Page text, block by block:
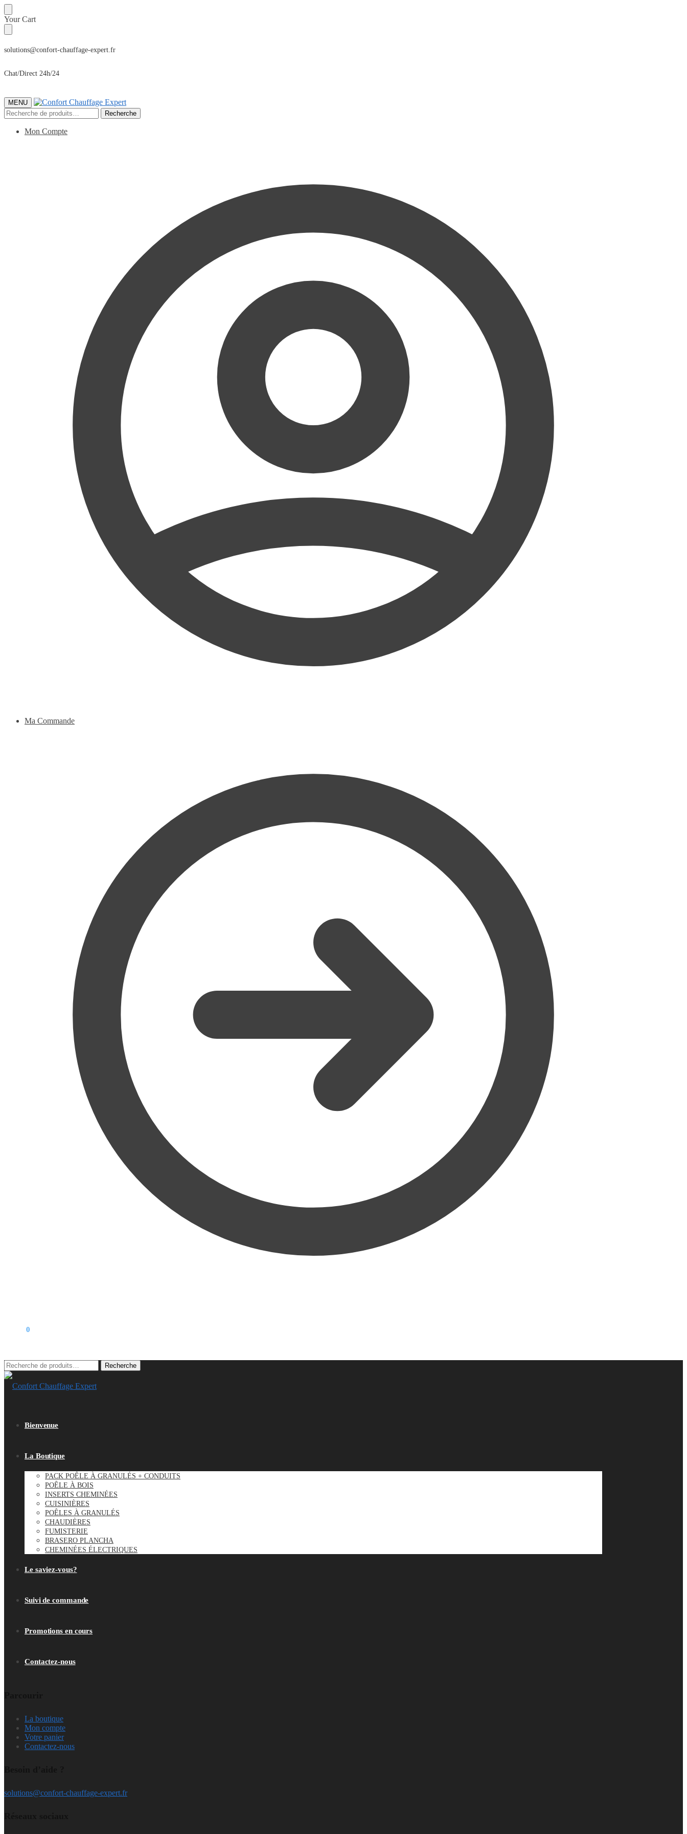
Sauter
à
la
navigation
Skip
to
content
Your Cart
solutions@confort-chauffage-expert.fr
Chat/Direct 24h/24
MENU
Recherche
pour :
Recherche
Mon Compte
Ma Commande
0
Recherche
pour :
Recherche
Bienvenue
La Boutique
PACK POÊLE À GRANULÉS + CONDUITS
POÊLE À BOIS
INSERTS CHEMINÉES
CUISINIÈRES
POÊLES À GRANULÉS
CHAUDIÈRES
FUMISTERIE
BRASERO PLANCHA
CHEMINÉES ÉLECTRIQUES
Le saviez-vous?
Suivi de commande
Promotions en cours
Contactez-nous
La boutique
Mon compte
Votre panier
Contactez-nous
solutions@confort-chauffage-expert.fr